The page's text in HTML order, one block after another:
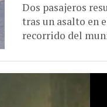
Dos pasajeros
tras un asalto en
recorrido del